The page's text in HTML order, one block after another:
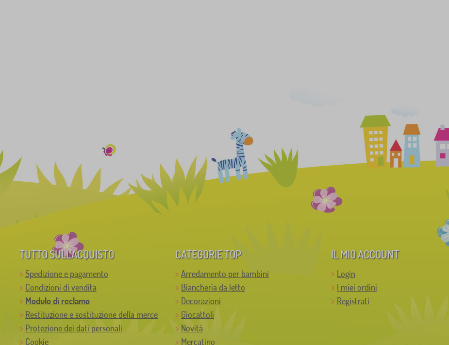
TUTTO SULL’ACQUISTO
Spedizione e pagamento
Condizioni di vendita
Modulo di reclamo
Restituzione e sostituzione della merce
Protezione dei dati personali
Cookie
CATEGORIE TOP
Arredamento per bambini
Biancheria da letto
Decorazioni
Giocattoli
Novità
Mercatino
IL MIO ACCOUNT
Login
I miei ordini
Registrati